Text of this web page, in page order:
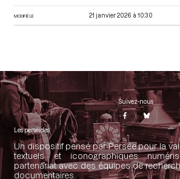
MODIFIÉ LE 21 janvier 2026 à 10:30
Suivez-nous
Les perséides
Un dispositif pensé par Persée pour la
textuels et iconographiques
partenariat avec des équipes de
documentaires.